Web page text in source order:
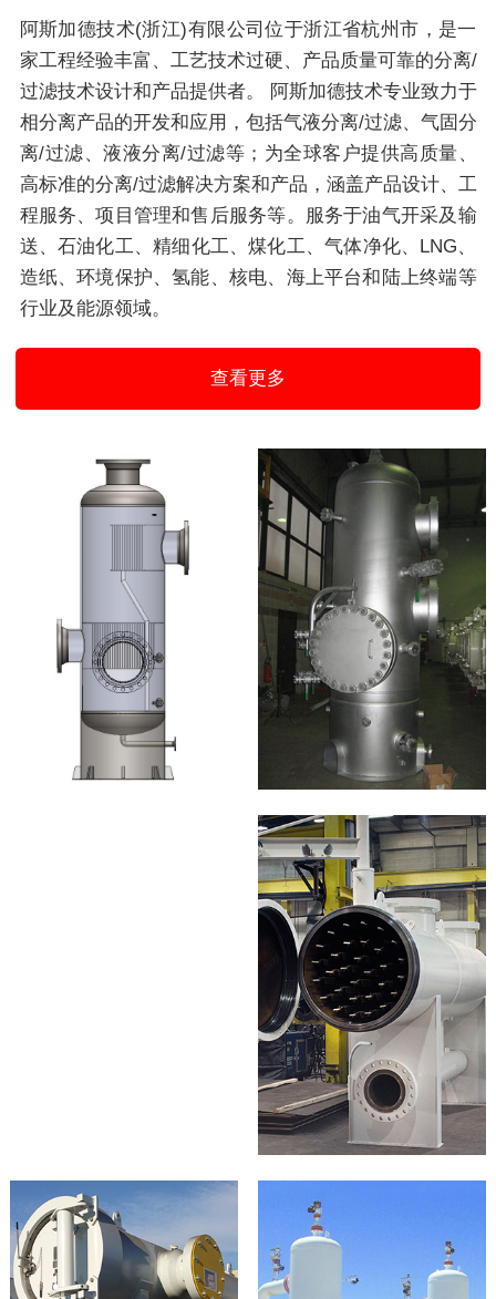
阿斯加德技术(浙江)有限公司位于浙江省杭州市，是一
家工程经验丰富、工艺技术过硬、产品质量可靠的分离/
过滤技术设计和产品提供者。 阿斯加德技术专业致力于
相分离产品的开发和应用，包括气液分离/过滤、气固分
离/过滤、液液分离/过滤等；为全球客户提供高质量、
高标准的分离/过滤解决方案和产品，涵盖产品设计、工
程服务、项目管理和售后服务等。服务于油气开采及输
送、石油化工、精细化工、煤化工、气体净化、LNG、
造纸、环境保护、氢能、核电、海上平台和陆上终端等
行业及能源领域。
查看更多